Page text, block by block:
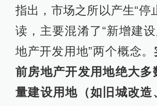
指出，市场之所以产生“停
读，主要混淆了“新增建设
地产开发用地”两个概念。
前房地产开发用地绝大多
量建设用地（如旧城改造